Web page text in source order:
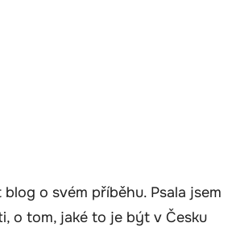
o svém příběhu. Psala jsem
o tom, jaké to je být v Česku